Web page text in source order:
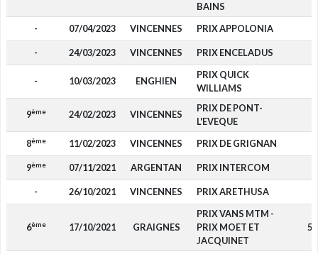
BAINS
- 07/04/2023 VINCENNES PRIX APPOLONIA
- 24/03/2023 VINCENNES PRIX ENCELADUS
- 10/03/2023 ENGHIEN
PRIX QUICK
WILLIAMS
9ème 24/02/2023 VINCENNES
PRIX DE PONT-
L'EVEQUE
8ème 11/02/2023 VINCENNES PRIX DE GRIGNAN
9ème 07/11/2021 ARGENTAN PRIX INTERCOM
- 26/10/2021 VINCENNES PRIX ARETHUSA
6ème 17/10/2021 GRAIGNES
PRIX VANS MTM -
PRIX MOET ET
JACQUINET